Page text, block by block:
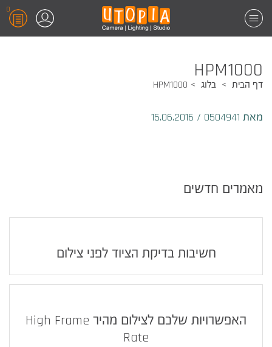
0
HPM1000
דף הבית בלוג HPM1000
מאת 0504941 /
מאמרים חדשים
חשיבות בדיקת הציוד לפני צילום
האפשרויות שלכם לצילום מהיר High Frame
Rate